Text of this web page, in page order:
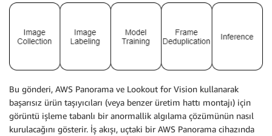
Bu gönderi, AWS Panorama ve Lookout for Vision kullanarak
başarısız ürün taşıyıcıları (veya benzer üretim hattı montajı) için
görüntü işleme tabanlı bir anormallik algılama çözümünün nasıl
kurulacağını gösterir. İş akışı, uçtaki bir AWS Panorama cihazında